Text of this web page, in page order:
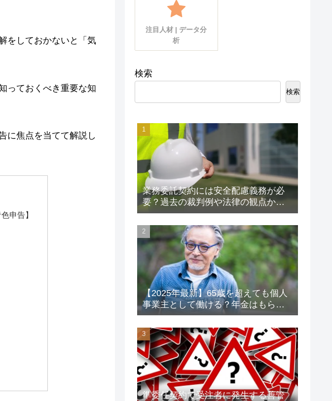
をしておかないと「気
っておくべき重要な知
に焦点を当てて解説し
申告】
注目人材 | データ分
析
検索
検索
業務委託契約には安全配慮義務が必
要？過去の裁判例や法律の観点から
解説します！
【2025年最新】65歳を超えても個人
事業主として働ける？年金はもらえ
る？老後資金対策も解説！
準委任契約で受注者に発生する善管